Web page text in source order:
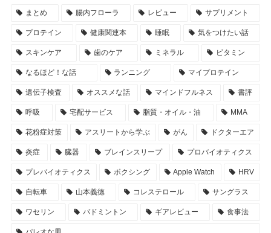
まとめ 腸内フローラ レビュー サプリメント
プロテイン 健康関連本 睡眠 気をつけたい話
スキンケア 歯のケア ミネラル ビタミン
なるほど！な話 ランニング マイプロテイン
遺伝子検査 オススメな話 マインドフルネス 書評
呼吸 宅配サービス 脂質・オイル・油 MMA
花粉症対策 アスリートから学ぶ がん ドクターエア
炎症 臓器 ブレインスリープ プロバイオティクス
プレバイオティクス ボクシング Apple Watch HRV
自転車 山本義徳 コレステロール サングラス
ワセリン バドミントン ギアレビュー 食事法